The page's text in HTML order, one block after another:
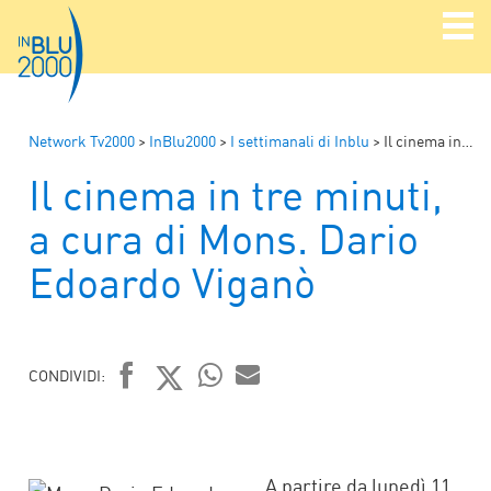
Network Tv2000 > InBlu2000 > I settimanali di Inblu > Il cinema in tre minuti, a cura di Mons. Dario Edoardo Viganò
Il cinema in tre minuti,
a cura di Mons. Dario
Edoardo Viganò
CONDIVIDI:
A partire da lunedì 11